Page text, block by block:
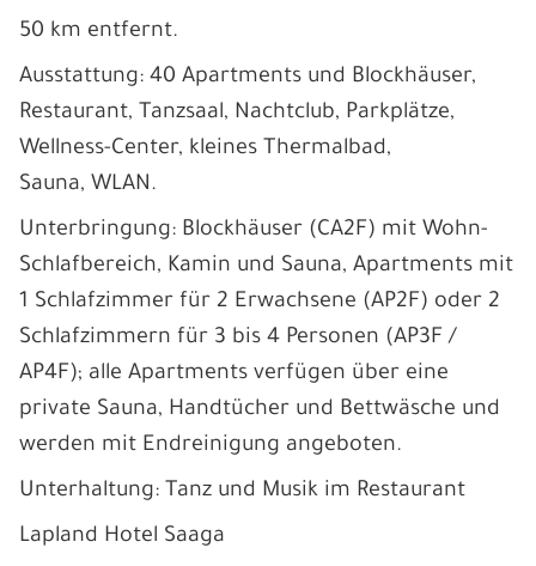
50 km entfernt.
Ausstattung: 40 Apartments und Blockhäuser,
Restaurant, Tanzsaal, Nachtclub, Parkplätze,
Wellness-Center, kleines Thermalbad,
Sauna, WLAN.
Unterbringung: Blockhäuser (CA2F) mit Wohn-
Schlafbereich, Kamin und Sauna, Apartments mit
1 Schlafzimmer für 2 Erwachsene (AP2F) oder 2
Schlafzimmern für 3 bis 4 Personen (AP3F /
AP4F); alle Apartments verfügen über eine
private Sauna, Handtücher und Bettwäsche und
werden mit Endreinigung angeboten.
Unterhaltung: Tanz und Musik im Restaurant
Lapland Hotel Saaga